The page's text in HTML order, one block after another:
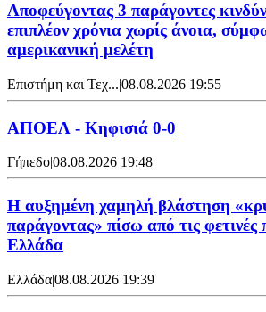
Αποφεύγοντας 3 παράγοντες
επιπλέον χρόνια χωρίς άνοια,
αμερικανική μελέτη
Επιστήμη και Τεχ...|08.08.2026 19:55
ΑΠΟΕΛ - Κηφισιά 0-0
Γήπεδο|08.08.2026 19:48
Η αυξημένη χαμηλή βλάστηση
παράγοντας» πίσω από τις φετινές
Ελλάδα
Ελλάδα|08.08.2026 19:39